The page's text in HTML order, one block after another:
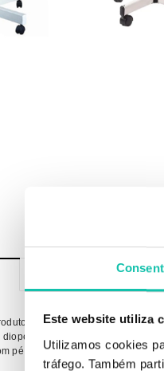
Este website utiliza
Utilizamos cookies
tráfego. Também
em separado:
pé de ozono